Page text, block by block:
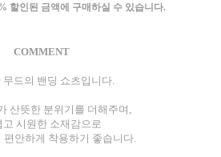
할인된 금액에 구매하실 수 있습니다.
COMMENT
무드의 밴딩 쇼츠입니다.
산뜻한 분위기를 더해주며,
고 시원한 소재감으로
편안하게 착용하기 좋습니다.